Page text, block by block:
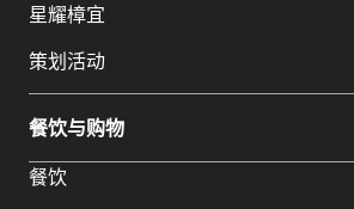
星耀樟宜
策划活动
餐饮与购物
餐饮